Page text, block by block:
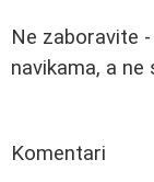
Ne zaboravite
navikama, a
Komentari